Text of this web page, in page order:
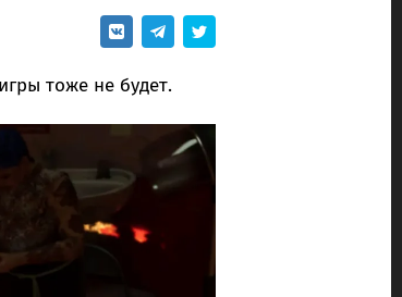
тоже не будет.